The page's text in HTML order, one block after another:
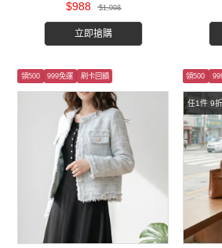
$988 $1,098
立即搶購
領500 999免運 刷卡回饋
任1件 9折
領500